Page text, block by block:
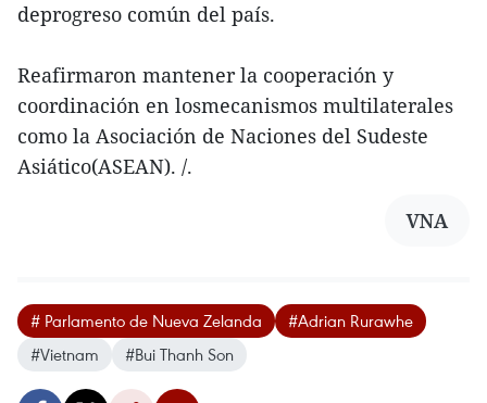
deprogreso común del país.
Reafirmaron mantener la cooperación y
coordinación en losmecanismos multilaterales
como la Asociación de Naciones del Sudeste
Asiático(ASEAN). /.
VNA
# Parlamento de Nueva Zelanda
#Adrian Rurawhe
#Vietnam
#Bui Thanh Son